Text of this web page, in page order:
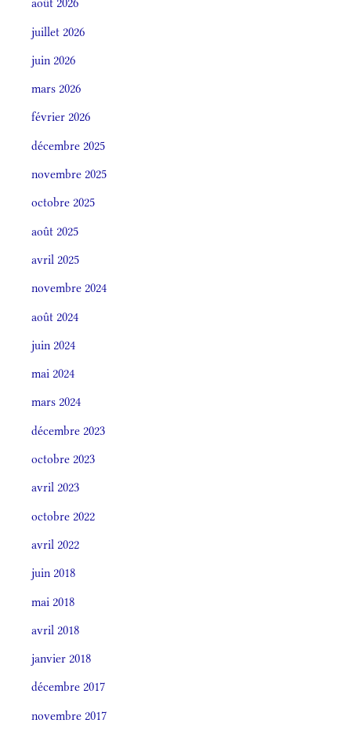
juillet 2026
juin 2026
mars 2026
février 2026
décembre 2025
novembre 2025
octobre 2025
août 2025
avril 2025
novembre 2024
août 2024
juin 2024
mai 2024
mars 2024
décembre 2023
octobre 2023
avril 2023
octobre 2022
avril 2022
juin 2018
mai 2018
avril 2018
janvier 2018
décembre 2017
novembre 2017